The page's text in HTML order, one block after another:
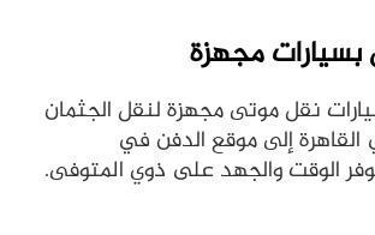
مجهزة
نقل موتى مجهزة لنقل الجثمان
إلى موقع الدفن في
الوقت والجهد على ذوي المتوفى.